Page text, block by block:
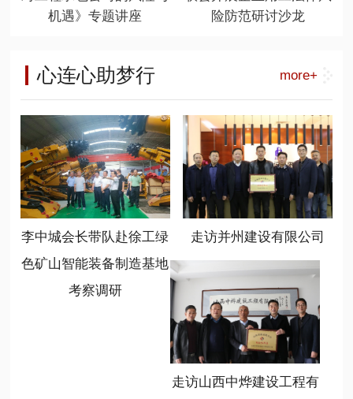
作，促进优惠政策和产学研用一体化
落地生根，更大限度地为会员发展提
有着20多年历史的商会，在新时代、
新任务、新情况下，始终坚持服务、
联合、创新、共享的办会宗旨，不断
加大组织建设力度，提高服务大局能
力，取得了优异成绩，新智造分会就
是该会打造的一个重点分会，也是形
成行业新质生产力发展的引擎。 (山
西省商业联合会党支部书记冯学亮)
(山西省商业联合会新智造分会会长温
作洧) 新任会长、徐工绿色矿山智能
装备制造基地总经理温作洧表示，要
充分利用好平台，发挥好作用，学习
掌握政策，规范自律发展，链接优质
资源，聚焦基础前沿和行业方向，开
展广泛对接合作，共享发展成果。要
勇于担当，不辱使命，坚持新智造、
更高标准、更严要求做好各环节工
工能源装备大客户部部长刘祥刚、华
北大区总监常顺顺、徐工绿色矿山智
书记陈岳任、基地销售管理部部长程
晋秀参加了座谈。
化、智能化相关同志、各类煤炭信息
家学者，产业生态合作伙伴以及相关
机遇》专题讲座
险防范研讨沙龙
心连心助梦行 more+
李中城会长带队赴徐工绿
色矿山智能装备制造基地
考察调研
走访并州建设有限公司
走访山西中烨建设工程有